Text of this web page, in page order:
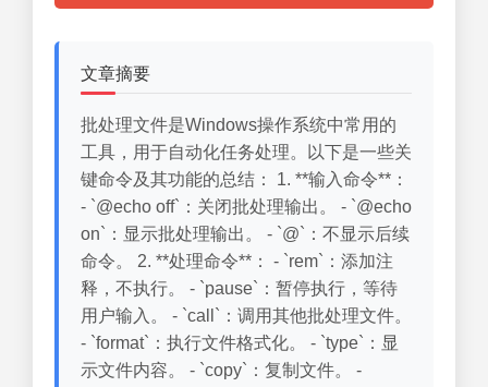
文章摘要
批处理文件是Windows操作系统中常用的
工具，用于自动化任务处理。以下是一些关
键命令及其功能的总结： 1. **输入命令**：
- `@echo off`：关闭批处理输出。 - `@echo
on`：显示批处理输出。 - `@`：不显示后续
命令。 2. **处理命令**： - `rem`：添加注
释，不执行。 - `pause`：暂停执行，等待
用户输入。 - `call`：调用其他批处理文件。
- `format`：执行文件格式化。 - `type`：显
示文件内容。 - `copy`：复制文件。 -